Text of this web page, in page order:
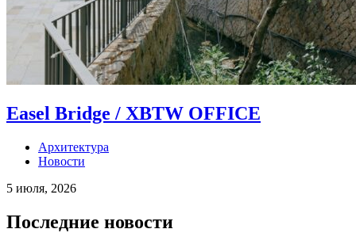
Easel Bridge / XBTW OFFICE
Архитектура
Новости
5 июля, 2026
Последние новости